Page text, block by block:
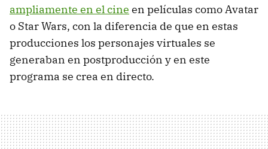
ampliamente en el cine en películas como Avatar
o Star Wars, con la diferencia de que en estas
producciones los personajes virtuales se
generaban en postproducción y en este
programa se crea en directo.